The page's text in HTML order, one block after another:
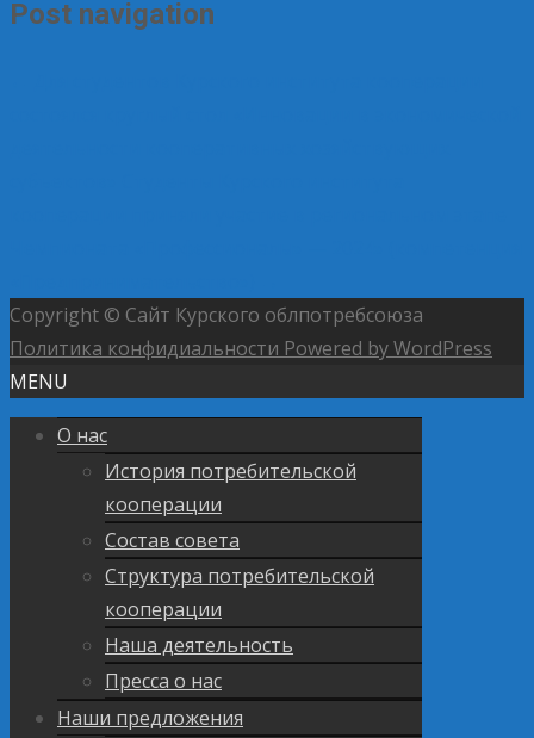
Post navigation
Copyright © Сайт Курского облпотребсоюза
Политика конфидиальности Powered by WordPress
MENU
О нас
История потребительской
кооперации
Состав совета
Структура потребительской
кооперации
Наша деятельность
Пресса о нас
Наши предложения